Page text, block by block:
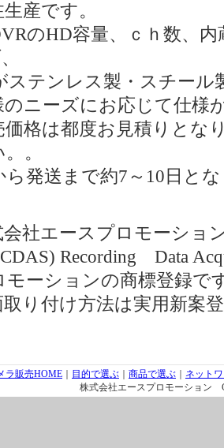
産です。
のHD容量、ｃｈ数、
ステンレス製・スチール
のニーズにお応じて仕様
価格は都度お見積りとな
。
ら発送まで約7～10日と
会社エースプロモーショ
Recording Data
モーションの商標登録で
取り付け方法は実用新案
ラ販売HOME 目的で選ぶ 商品で選ぶ
ネット
株式会社エースプロモーション